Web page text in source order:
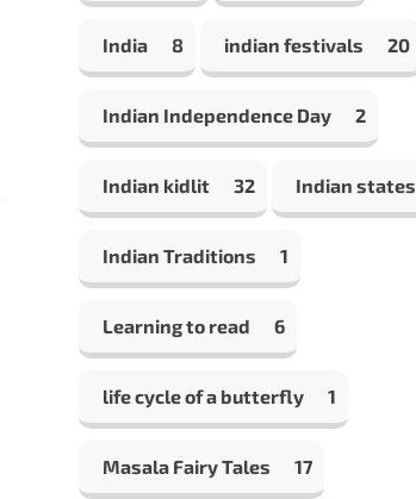
India 8 indian festivals 20
Indian Independence Day 2
Indian kidlit 32 Indian states
Indian Traditions 1
Learning to read 6
life cycle of a butterfly 1
Masala Fairy Tales 17